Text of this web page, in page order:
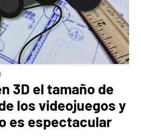
3D el tamaño de
los videojuegos y
es espectacular